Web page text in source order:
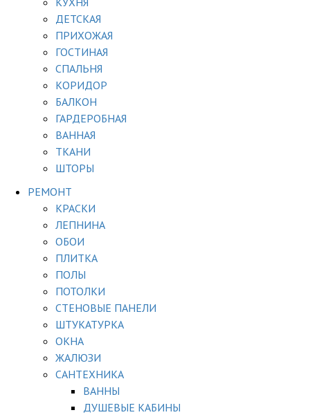
ДЕТСКАЯ
ПРИХОЖАЯ
ГОСТИНАЯ
СПАЛЬНЯ
КОРИДОР
БАЛКОН
ГАРДЕРОБНАЯ
ВАННАЯ
ТКАНИ
ШТОРЫ
РЕМОНТ
КРАСКИ
ЛЕПНИНА
ОБОИ
ПЛИТКА
ПОЛЫ
ПОТОЛКИ
СТЕНОВЫЕ ПАНЕЛИ
ШТУКАТУРКА
ОКНА
ЖАЛЮЗИ
САНТЕХНИКА
ВАННЫ
ДУШЕВЫЕ КАБИНЫ